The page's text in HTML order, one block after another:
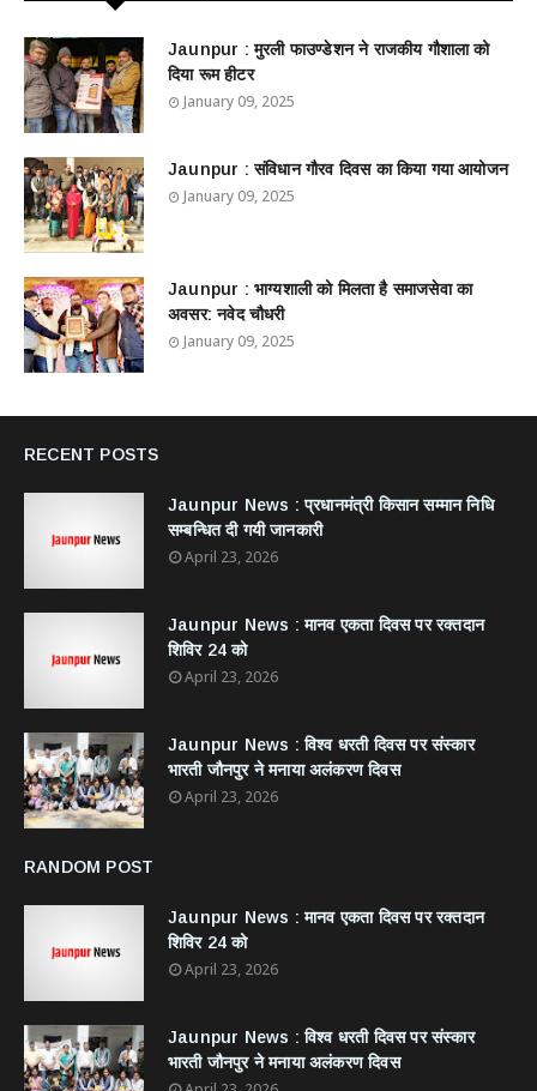
Jaunpur : ​मुरली फाउण्डेशन ने राजकीय गौशाला को
दिया रूम हीटर
January 09, 2025
Jaunpur : ​संविधान गौरव दिवस का किया गया आयोजन
January 09, 2025
Jaunpur : ​भाग्यशाली को मिलता है समाजसेवा का
अवसर: नवेद चौधरी
January 09, 2025
RECENT POSTS
Jaunpur News : ​प्रधानमंत्री किसान सम्मान निधि
सम्बन्धित दी गयी जानकारी
April 23, 2026
Jaunpur News : ​मानव एकता दिवस पर रक्तदान
शिविर 24 को
April 23, 2026
Jaunpur News : विश्व धरती दिवस पर संस्कार
भारती जौनपुर ने मनाया अलंकरण दिवस
April 23, 2026
RANDOM POST
Jaunpur News : ​मानव एकता दिवस पर रक्तदान
शिविर 24 को
April 23, 2026
Jaunpur News : विश्व धरती दिवस पर संस्कार
भारती जौनपुर ने मनाया अलंकरण दिवस